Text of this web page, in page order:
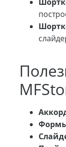
Формы